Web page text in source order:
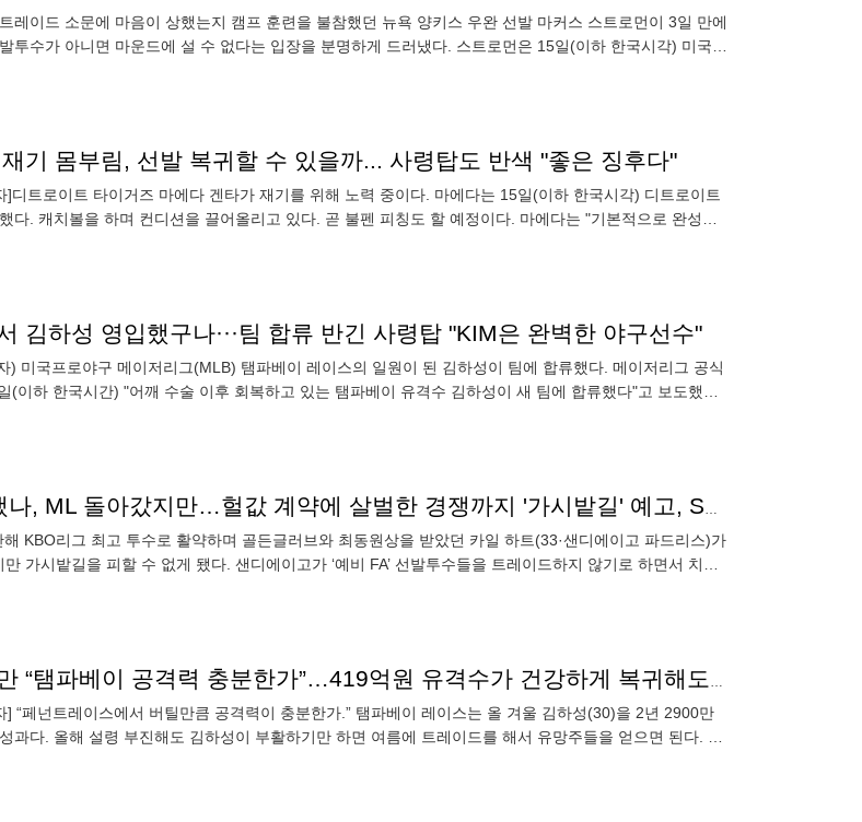
레이드 소문에 마음이 상했는지 캠프 훈련을 불참했던 뉴욕 양키스 우완 선발 마커스 스트로먼이 3일 만에
투수가 아니면 마운드에 설 수 없다는 입장을 분명하게 드러냈다. 스트로먼은 15일(이하 한국시각) 미국
기 몸부림, 선발 복귀할 수 있을까... 사령탑도 반색 "좋은 징후다"
]디트로이트 타이거즈 마에다 겐타가 재기를 위해 노력 중이다. 마에다는 15일(이하 한국시각) 디트로이트
다. 캐치볼을 하며 컨디션을 끌어올리고 있다. 곧 불펜 피칭도 할 예정이다. 마에다는 "기본적으로 완성되
김하성 영입했구나···팀 합류 반긴 사령탑 "KIM은 완벽한 야구선수"
) 미국프로야구 메이저리그(MLB) 탬파베이 레이스의 일원이 된 김하성이 팀에 합류했다. 메이저리그 공식
(이하 한국시간) "어깨 수술 이후 회복하고 있는 탬파베이 유격수 김하성이 새 팀에 합류했다"고 보도했다.
한국 남을 걸 그랬나, ML 돌아갔지만…헐값 계약에 살벌한 경쟁까지 '가시밭길' 예고, SD 선발 트레이드 안 한다
KBO리그 최고 투수로 활약하며 골든글러브와 최동원상을 받았던 카일 하트(33·샌디에이고 파드리스)가
가시밭길을 피할 수 없게 됐다. 샌디에이고가 ‘예비 FA’ 선발투수들을 트레이드하지 않기로 하면서 치열
김하성 영입했지만 “탬파베이 공격력 충분한가”…419억원 유격수가 건강하게 복귀해도 만능 아니다
] “페넌트레이스에서 버틸만큼 공격력이 충분한가.” 탬파베이 레이스는 올 겨울 김하성(30)을 2년 2900만
과다. 올해 설령 부진해도 김하성이 부활하기만 하면 여름에 트레이드를 해서 유망주들을 얻으면 된다. 올